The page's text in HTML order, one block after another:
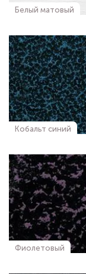
Белый матовый
Кобальт синий
Фиолетовый